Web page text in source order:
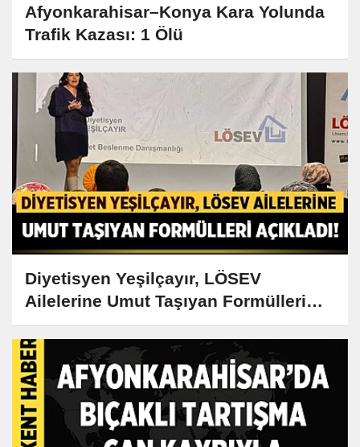
Afyonkarahisar–Konya Kara Yolunda
Trafik Kazası: 1 Ölü
Diyetisyen Yeşilçayır, LÖSEV
Ailelerine Umut Taşıyan Formülleri
Açıkladı!